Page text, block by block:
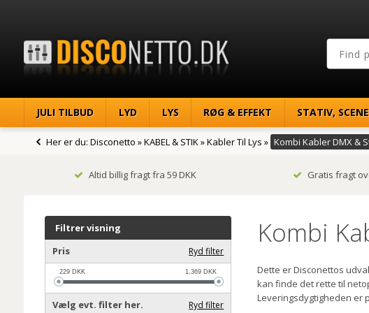
JULI TILBUD LYD LYS RØG & EFFEKT STATIV,
Her er du: Disconetto »KABEL & STIK»Kabler Til Lys » Kombi Kabler DMX &
Altid billig fragt fra 59 DKK Gratis fragt
Filtrer visning
Pris
Ryd filter
229DKK 1,369DKK
Vælg evt. filter her. Ryd filter
Kombi
Dette er Disconettos
kan finde det rette til
Leveringsdygtigheden er